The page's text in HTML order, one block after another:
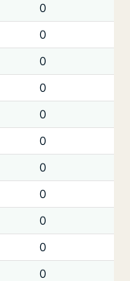
0
0
0
0
0
0
0
0
0
0
0